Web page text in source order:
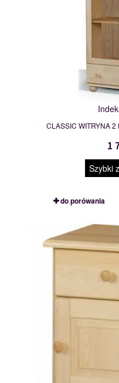
CLASSIC WITRYNA 2
1
Szybki
do porówania
OLIVIER
113068